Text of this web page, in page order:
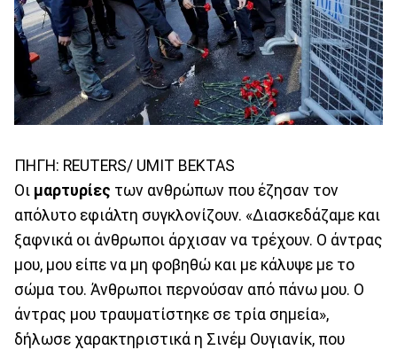
ΠΗΓΗ: REUTERS/ UMIT BEKTAS
Οι μαρτυρίες των ανθρώπων που έζησαν τον
απόλυτο εφιάλτη συγκλονίζουν. «Διασκεδάζαμε και
ξαφνικά οι άνθρωποι άρχισαν να τρέχουν. Ο άντρας
μου, μου είπε να μη φοβηθώ και με κάλυψε με το
σώμα του. Άνθρωποι περνούσαν από πάνω μου. Ο
άντρας μου τραυματίστηκε σε τρία σημεία»,
δήλωσε χαρακτηριστικά η Σινέμ Ουγιανίκ, που